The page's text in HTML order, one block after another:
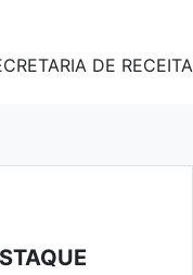
DE RECEITA